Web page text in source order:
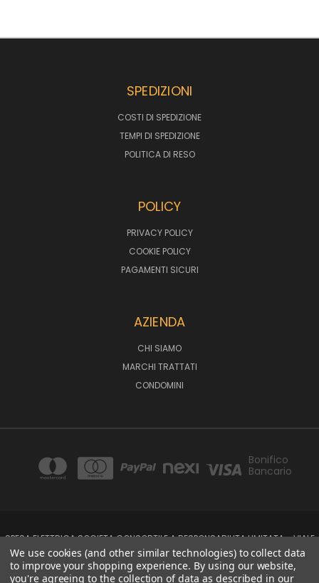
SPEDIZIONI
COSTI DI SPEDIZIONE
TEMPI DI SPEDIZIONE
POLITICA DI RESO
POLICY
PRIVACY POLICY
COOKIE POLICY
PAGAMENTI SICURI
AZIENDA
CHI SIAMO
MARCHI TRATTATI
CONDOMINI
Bonifico
Bancario
SPESA ELETTRICA SOCIETA CONSORTILE A RESPONSABILITA LIMITATA - VIALE
MILANOFIORI, STRADA 4 - PALAZZO A5 20057, ASSAGO MILANO - PARTITA IVA
E CODICE FISCALE: 08699710961
We use cookies (and other similar technologies) to collect data
to improve your shopping experience. By using our website,
you're agreeing to the collection of data as described in our